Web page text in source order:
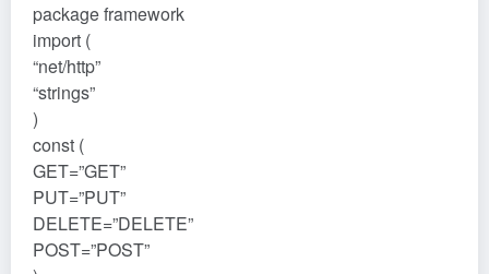
package framework
import (
“net/http”
“strings”
)
const (
GET=”GET”
PUT=”PUT”
DELETE=”DELETE”
POST=”POST”